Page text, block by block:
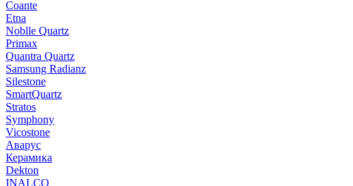
Coante
Etna
Noblle Quartz
Primax
Quantra Quartz
Samsung Radianz
Silestone
SmartQuartz
Stratos
Symphony
Vicostone
Аварус
Керамика
Dekton
INALCO